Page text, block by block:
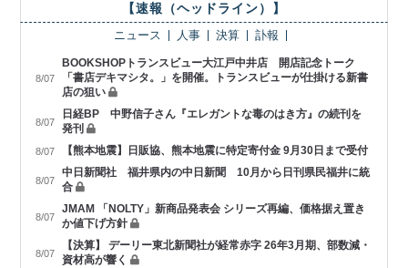
【速報（ヘッドライン）】
ニュース 人事 決算 訃報
8/07
BOOKSHOPトランスビュー大江戸中井店 開店記念トーク
「書店デキマシタ。」を開催。トランスビューが仕掛ける新書
店の狙い
8/07
日経BP 中野信子さん『エレガントな毒のはき方』の続刊を
発刊
8/07 【熊本地震】日販協、熊本地震に特定寄付金 9月30日まで受付
8/07
中日新聞社 福井県内の中日新聞 10月から日刊県民福井に統
合
8/07
JMAM 「NOLTY」新商品発表会 シリーズ再編、価格据え置き
か値下げ方針
8/07
【決算】 デーリー東北新聞社が経常赤字 26年3月期、部数減・
資材高が響く